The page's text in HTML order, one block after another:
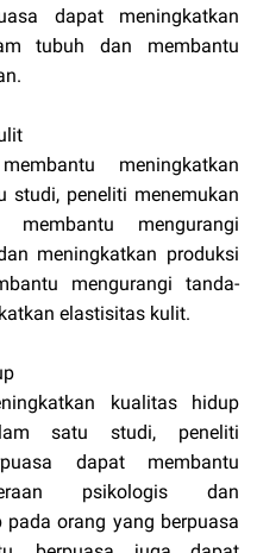
dapat meningkatkan
tubuh dan membantu
meningkatkan
studi, peneliti menemukan
mengurangi
meningkatkan produksi
mengurangi tanda-
elastisitas kulit.
kualitas hidup
satu studi, peneliti
dapat membantu
psikologis dan
orang yang berpuasa